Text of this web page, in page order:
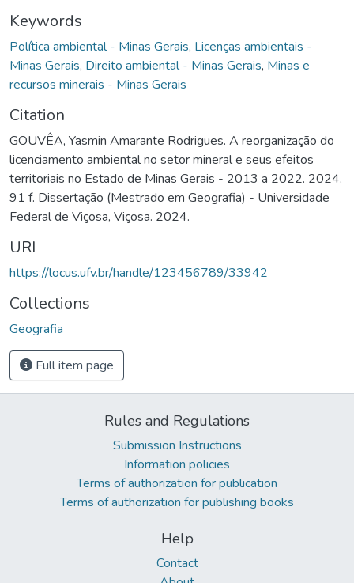
Keywords
Política ambiental - Minas Gerais, Licenças ambientais -
Minas Gerais, Direito ambiental - Minas Gerais, Minas e
recursos minerais - Minas Gerais
Citation
GOUVÊA, Yasmin Amarante Rodrigues. A reorganização do
licenciamento ambiental no setor mineral e seus efeitos
territoriais no Estado de Minas Gerais - 2013 a 2022. 2024.
91 f. Dissertação (Mestrado em Geografia) - Universidade
Federal de Viçosa, Viçosa. 2024.
URI
https://locus.ufv.br/handle/123456789/33942
Collections
Geografia
Full item page
Rules and Regulations
Submission Instructions
Information policies
Terms of authorization for publication
Terms of authorization for publishing books
Help
Contact